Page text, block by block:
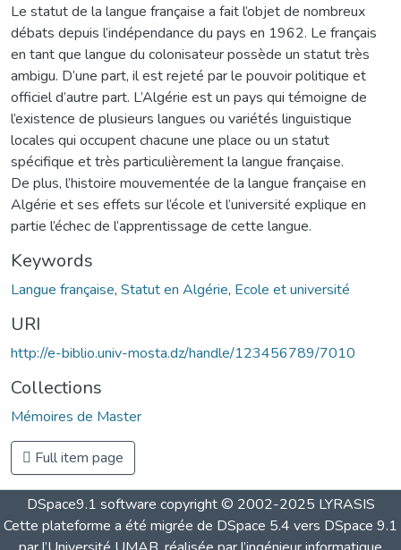
Le statut de la langue française a fait l’objet de nombreux
débats depuis l’indépendance du pays en 1962. Le français
en tant que langue du colonisateur possède un statut très
ambigu. D’une part, il est rejeté par le pouvoir politique et
officiel d’autre part. L’Algérie est un pays qui témoigne de
l’existence de plusieurs langues ou variétés linguistique
locales qui occupent chacune une place ou un statut
spécifique et très particulièrement la langue française.
De plus, l’histoire mouvementée de la langue française en
Algérie et ses effets sur l’école et l’université explique en
partie l’échec de l’apprentissage de cette langue.
Keywords
Langue française, Statut en Algérie, Ecole et université
URI
http://e-biblio.univ-mosta.dz/handle/123456789/7010
Collections
Mémoires de Master
Full item page
DSpace9.1 software copyright © 2002-2025 LYRASIS
Cette plateforme a été migrée de DSpace 5.4 vers DSpace 9.1